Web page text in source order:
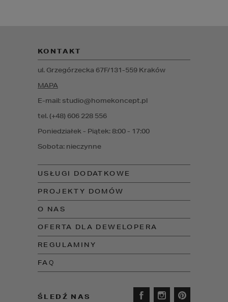
USŁUGI DODATKOWE
PROJEKTY DOMÓW
O NAS
OFERTA DLA DEWELOPERA
REGULAMINY
FAQ
Poniedziałek - Piątek: 8:00 - 17:00
Sobota: nieczynne
KONTAKT
E-mail: studio@homekoncept.pl
tel. (+48) 606 228 556
ul. Grzegórzecka 67F/131-559 Kraków
MAPA
ŚLEDŹ NAS